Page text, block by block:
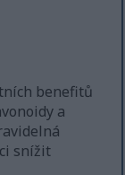
benefitů
a
snížit